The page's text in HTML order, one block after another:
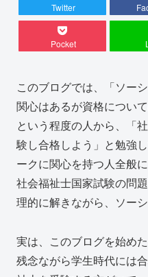
Twitter
Pocket
このブログでは、「ソー
関心はあるが資格につい
という程度の人から、「
験し合格しよう」と勉強
ークに関心を持つ人全般
社会福祉士国家試験の問
理的に解きながら、ソー
実は、このブログを始め
残念ながら学生時代には